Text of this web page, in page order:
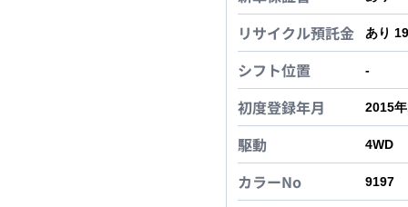
リサイクル預託金 あり
シフト位置 -
初度登録年月 2015年
駆動 4WD
カラーNo 9197